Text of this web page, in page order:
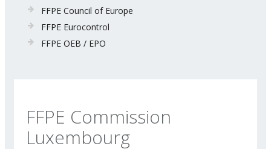
FFPE Council of Europe
FFPE Eurocontrol
FFPE OEB / EPO
FFPE Commission
Luxembourg